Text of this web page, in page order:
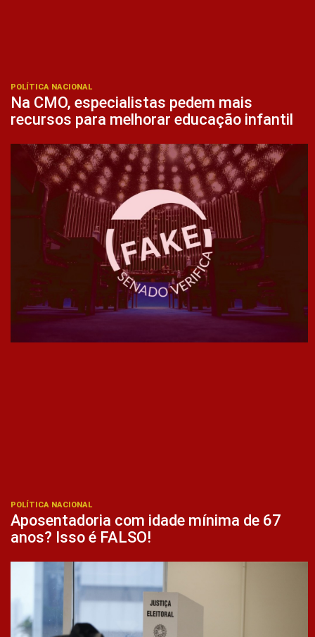
POLÍTICA NACIONAL
Na CMO, especialistas pedem mais
recursos para melhorar educação infantil
POLÍTICA NACIONAL
Aposentadoria com idade mínima de 67
anos? Isso é FALSO!